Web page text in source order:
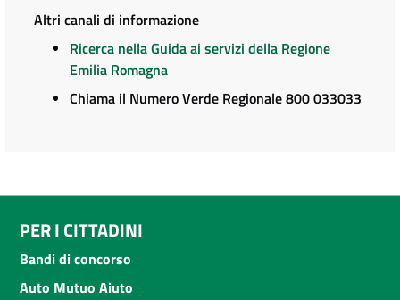
Altri canali di informazione
Ricerca nella Guida ai servizi della Regione
Emilia Romagna
Chiama il Numero Verde Regionale 800 033033
PER I CITTADINI
Bandi di concorso
Auto Mutuo Aiuto